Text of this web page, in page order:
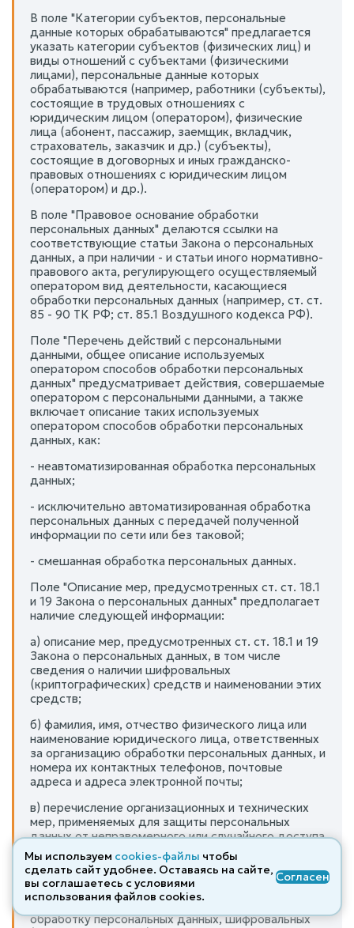
В поле "Категории субъектов, персональные
данные которых обрабатываются" предлагается
указать категории субъектов (физических лиц) и
виды отношений с субъектами (физическими
лицами), персональные данные которых
обрабатываются (например, работники (субъекты),
состоящие в трудовых отношениях с
юридическим лицом (оператором), физические
лица (абонент, пассажир, заемщик, вкладчик,
страхователь, заказчик и др.) (субъекты),
состоящие в договорных и иных гражданско-
правовых отношениях с юридическим лицом
(оператором) и др.).
В поле "Правовое основание обработки
персональных данных" делаются ссылки на
соответствующие статьи Закона о персональных
данных, а при наличии - и статьи иного нормативно-
правового акта, регулирующего осуществляемый
оператором вид деятельности, касающиеся
обработки персональных данных (например, ст. ст.
85 - 90 ТК РФ; ст. 85.1 Воздушного кодекса РФ).
Поле "Перечень действий с персональными
данными, общее описание используемых
оператором способов обработки персональных
данных" предусматривает действия, совершаемые
оператором с персональными данными, а также
включает описание таких используемых
оператором способов обработки персональных
данных, как:
- неавтоматизированная обработка персональных
данных;
- исключительно автоматизированная обработка
персональных данных с передачей полученной
информации по сети или без таковой;
- смешанная обработка персональных данных.
Поле "Описание мер, предусмотренных ст. ст. 18.1
и 19 Закона о персональных данных" предполагает
наличие следующей информации:
а) описание мер, предусмотренных ст. ст. 18.1 и 19
Закона о персональных данных, в том числе
сведения о наличии шифровальных
(криптографических) средств и наименовании этих
средств;
б) фамилия, имя, отчество физического лица или
наименование юридического лица, ответственных
за организацию обработки персональных данных, и
номера их контактных телефонов, почтовые
адреса и адреса электронной почты;
в) перечисление организационных и технических
мер, применяемых для защиты персональных
данных от неправомерного или случайного доступа
к ним, уничтожения, изменения, блокирования,
копирования, распространения персональных
данных.
При использовании оператором, осуществляющим
обработку персональных данных, шифровальных
Мы используем cookies-файлы чтобы
сделать сайт удобнее. Оставаясь на сайте,
вы соглашаетесь с условиями
использования файлов cооkies.
Согласен